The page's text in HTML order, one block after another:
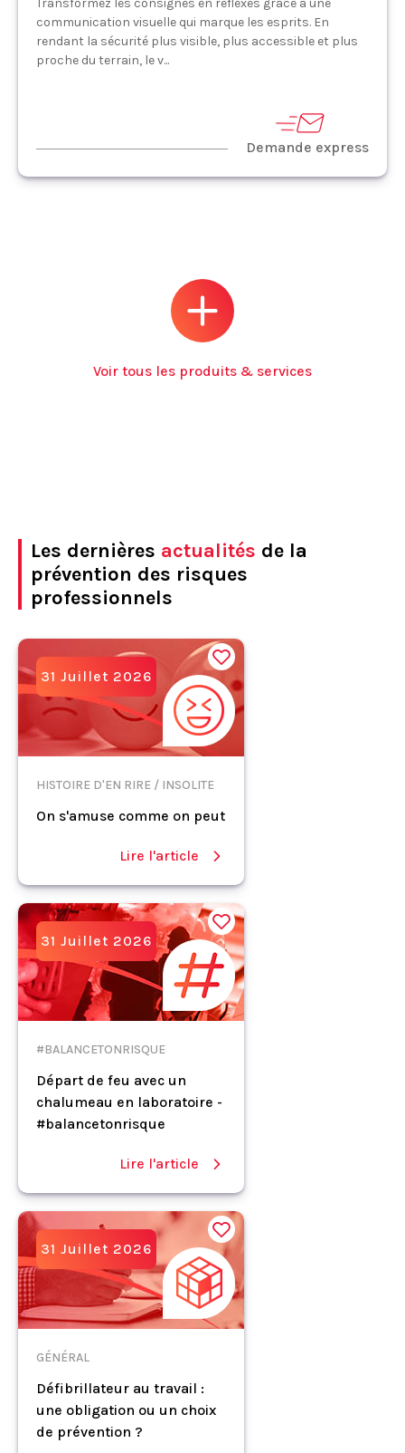
Transformez les consignes en réflexes grâce à une
communication visuelle qui marque les esprits. En
rendant la sécurité plus visible, plus accessible et plus
proche du terrain, le v...
Demande express
Voir tous les produits & services
Les dernières actualités de la
prévention des risques
professionnels
31 Juillet 2026
HISTOIRE D'EN RIRE / INSOLITE
On s'amuse comme on peut
Lire l'article
31 Juillet 2026
#BALANCETONRISQUE
Départ de feu avec un
chalumeau en laboratoire -
#balancetonrisque
Lire l'article
31 Juillet 2026
GÉNÉRAL
Défibrillateur au travail :
une obligation ou un choix
de prévention ?